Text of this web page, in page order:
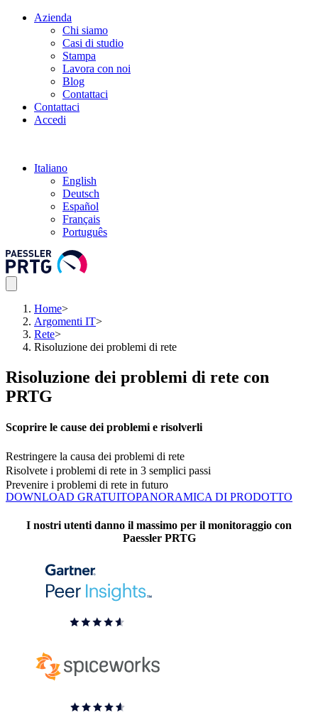
Azienda
Chi siamo
Casi di studio
Stampa
Lavora con noi
Blog
Contattaci
Contattaci
Accedi
Italiano
English
Deutsch
Español
Français
Português
Home>
Argomenti IT>
Rete>
Risoluzione dei problemi di rete
Risoluzione dei problemi di rete con
PRTG
Scoprire le cause dei problemi e risolverli
Restringere la causa dei problemi di rete
Risolvete i problemi di rete in 3 semplici passi
Prevenire i problemi di rete in futuro
DOWNLOAD GRATUITOPANORAMICA DI PRODOTTO
I nostri utenti danno il massimo per il monitoraggio con
Paessler PRTG